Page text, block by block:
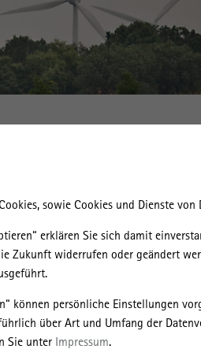
sowie Cookies und Dienste
erklären Sie sich damit
Zukunft widerrufen oder geändert
können persönliche Einstellungen
über Art und Umfang der
Sie unter Impressum.
you to the EnergyDays 2018 in
project EnergyLandUse invites you
Landscapes of Today and Tomorrow”.
by more decentralized and
conventional energy supply systems.
extensive spatio-environmental
Understanding the challenges
is the focus of the Energy Days 2018.
European effects and trade-offs
of energy transitions in their
it explores options for organizing a